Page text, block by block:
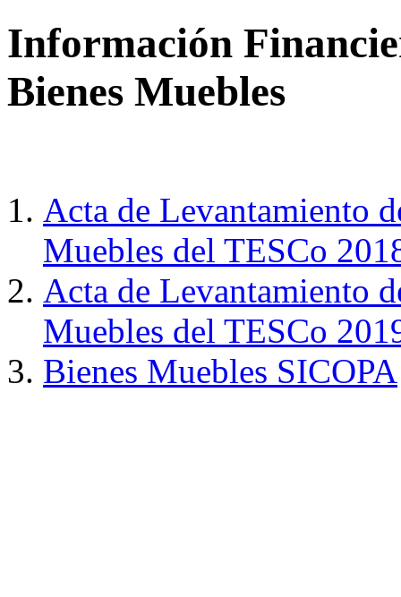
Información
Bienes Muebles
Acta de Levantamiento
Muebles del TESCo
Acta de Levantamiento
Muebles del TESCo
Bienes Muebles SICOPA